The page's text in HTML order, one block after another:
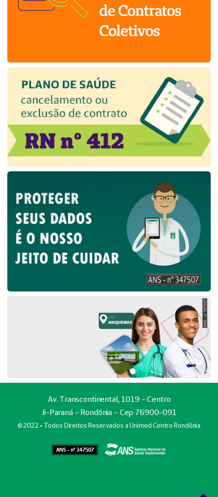
Av. Transcontinental, 1019 - Centro
Ji-Paraná - Rondônia - Cep 76900-091
©2022 • Todos Direitos Reservados a Unimed Centro Rondônia